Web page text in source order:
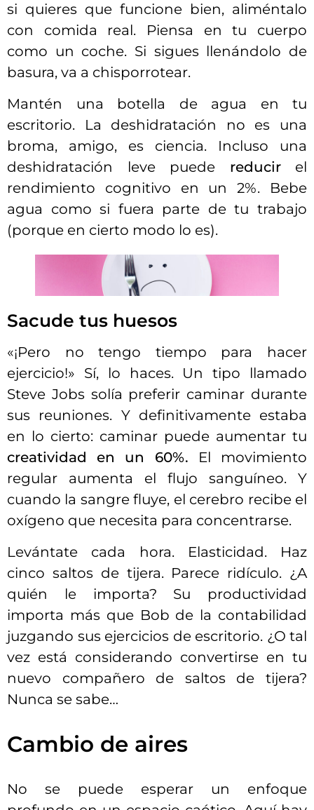
si quieres que funcione bien, aliméntalo
con comida real. Piensa en tu cuerpo
como un coche. Si sigues llenándolo de
basura, va a chisporrotear.
Mantén una botella de agua en tu
escritorio. La deshidratación no es una
broma, amigo, es ciencia. Incluso una
deshidratación leve puede reducirel
rendimiento cognitivo en un 2%. Bebe
agua como si fuera parte de tu trabajo
(porque en cierto modo lo es).
Sacude tus huesos
«¡Pero no tengo tiempo para hacer
ejercicio!» Sí, lo haces. Un tipo llamado
Steve Jobs solía preferir caminar durante
sus reuniones. Y definitivamente estaba
en lo cierto: caminar puede aumentar tu
creatividad en un 60%. El movimiento
regular aumenta el flujo sanguíneo. Y
cuando la sangre fluye, el cerebro recibe el
oxígeno que necesita para concentrarse.
Levántate cada hora. Elasticidad. Haz
cinco saltos de tijera. Parece ridículo. ¿A
quién le importa? Su productividad
importa más que Bob de la contabilidad
juzgando sus ejercicios de escritorio. ¿O tal
vez está considerando convertirse en tu
nuevo compañero de saltos de tijera?
Nunca se sabe…
Cambio de aires
No se puede esperar un enfoque